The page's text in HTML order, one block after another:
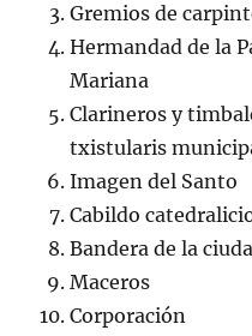
Gremios de
Hermandad de la
Mariana
Clarineros y
txistularis
Imagen del Santo
Cabildo
Bandera de la
Maceros
Corporación